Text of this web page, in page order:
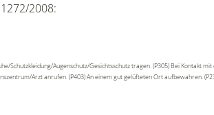
2008:
Schutzkleidung/Augenschutz/Gesichtsschutz tragen. (P305) Bei Kontakt
Arzt anrufen. (P403) An einem gut gelüfteten Ort aufbewahren.